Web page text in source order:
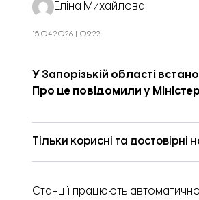
Еліна Михайлова
15.04.2026 | 09:22
У Запорізькій області
Про це повідомили у
Тільки корисні та достовірні
Станції працюють